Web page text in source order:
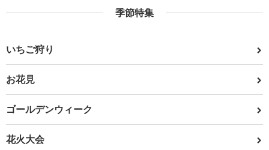
季節特集
いちご狩り
お花見
ゴールデンウィーク
花火大会